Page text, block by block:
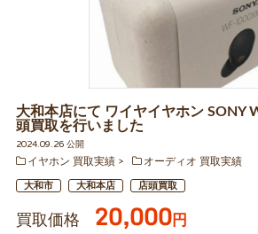
大和本店にて ワイヤイヤホン SONY
頭買取を行いました
2024.09.26 公開
イヤホン 買取実績
オーディオ 買取実績
大和市 大和本店 店頭買取
買取価格 20,000円